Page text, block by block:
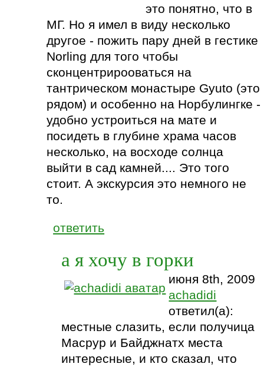
это понятно, что в
МГ. Но я имел в виду несколько
другое - пожить пару дней в гестике
Norling для того чтобы
сконцентрирооваться на
тантрическом монастыре Gyuto (это
рядом) и особенно на Норбулингке -
удобно устроиться на мате и
посидеть в глубине храма часов
несколько, на восходе солнца
выйти в сад камней.... Это того
стоит. А экскурсия это немного не
то.
ответить
а я хочу в горки
июня 8th, 2009
achadidi
ответил(а):
местные слазить, если получица
Масрур и Байджнатх места
интересные, и кто сказал, что